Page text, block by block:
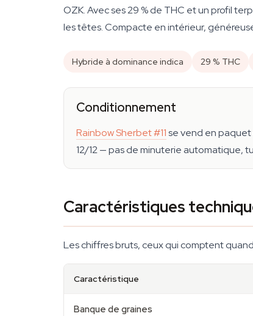
OZK. Avec ses 29 % de THC et un profil
les têtes. Compacte en intérieur,
Hybride à dominance indica 29 % THC
Conditionnement
Rainbow Sherbet #11se vend en paquet
12/12 — pas de minuterie automatique,
Caractéristiques
Les chiffres bruts, ceux qui comptent
Caractéristique
Banque de graines